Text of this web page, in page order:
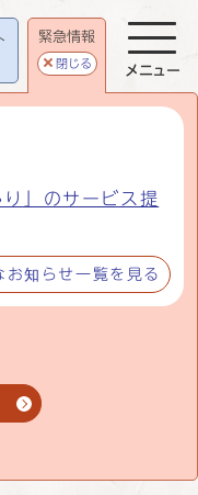
緊急情報
閉じる
」のサービス提
お知らせ一覧を見る
メニュー